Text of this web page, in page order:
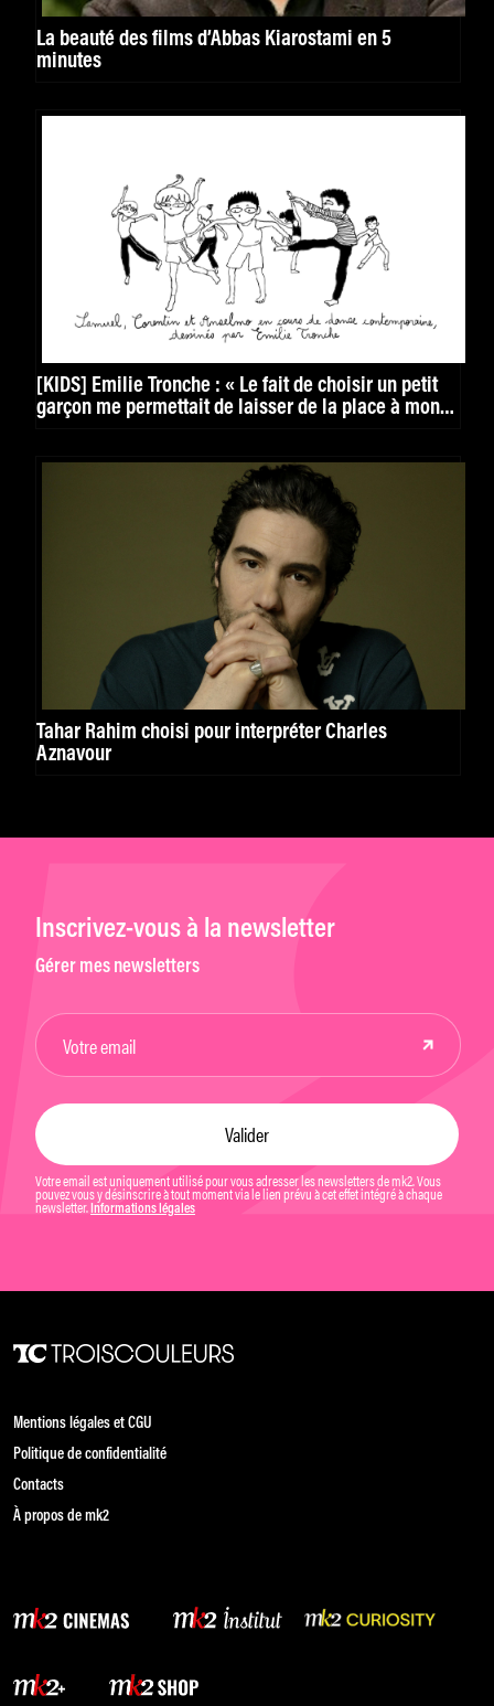
La beauté des films d’Abbas Kiarostami en 5
minutes
[KIDS] Émilie Tronche : « Le fait de choisir un petit
garçon me permettait de laisser de la place à mon
Tahar Rahim choisi pour interpréter Charles
Aznavour
Inscrivez-vous à la newsletter
Gérer mes newsletters
Votre email est uniquement utilisé pour vous adresser les newsletters de mk2. Vous
pouvez vous y désinscrire à tout moment via le lien prévu à cet effet intégré à chaque
newsletter. Informations légales
Mentions légales et CGU
Politique de confidentialité
Contacts
À propos de mk2